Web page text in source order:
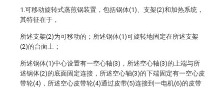
1.可移动旋转式蒸煎锅装置，包括锅体(1)、支架(2)和加热系统，
其特征在于，
所述支架(2)为可移动的；所述锅体(1)可旋转地固定在所述支架
(2)的台面上；
所述锅体(1)中心设置有一空心轴(3)，所述空心轴(3)的上端与所
述锅体(2)的底面固定连接，所述空心轴(3)的下端固定有一空心皮
带轮(4)，所述空心皮带轮(4)通过皮带(5)连接到一电机(6)的皮带